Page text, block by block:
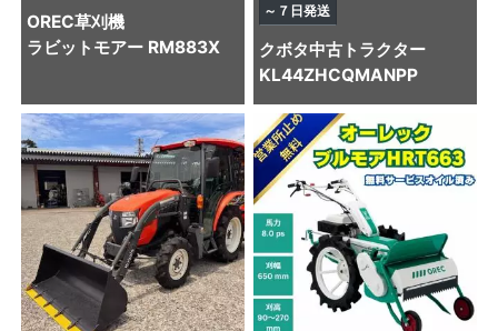
OREC草刈機
ラビットモアー RM883X
～７日発送
クボタ中古トラクター
KL44ZHCQMANPP